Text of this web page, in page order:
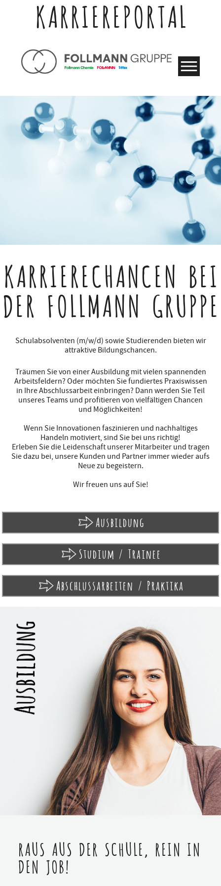
KARRIEREPORTAL
KARRIERECHANCEN BEI
DER FOLLMANN GRUPPE
Schulabsolventen (m/w/d) sowie Studierenden bieten wir
attraktive Bildungschancen.
Träumen Sie von einer Ausbildung mit vielen spannenden
Arbeitsfeldern? Oder möchten Sie fundiertes Praxiswissen
in Ihre Abschlussarbeit einbringen? Dann werden Sie Teil
unseres Teams und profitieren von vielfältigen Chancen
und Möglichkeiten!
Wenn Sie Innovationen faszinieren und nachhaltiges
Handeln motiviert, sind Sie bei uns richtig!
Erleben Sie die Leidenschaft unserer Mitarbeiter und tragen
Sie dazu bei, unsere Kunden und Partner immer wieder aufs
Neue zu begeistern.
Wir freuen uns auf Sie!
Ausbildung
Studium / Trainee
Abschlussarbeiten / Praktika
RAUS AUS DER SCHULE, REIN IN
DEN JOB!